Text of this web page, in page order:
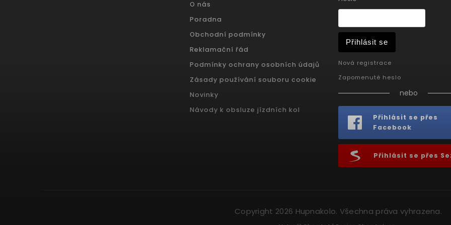
O nás
Poradna
Obchodní podmínky
Reklamační řád
Podmínky ochrany osobních údajů
Zásady používání souboru cookie
Novinky
Návody k obsluze jízdních kol
Přihlásit se
Nová registrace
Zapomenuté heslo
nebo
Přihlásit se přes
Facebook
Přihlásit se přes
Copyright 2026 Hupnakolo. Všechna práva vyhrazena.